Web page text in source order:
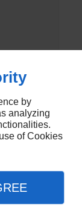
by
analyzing
of Cookies